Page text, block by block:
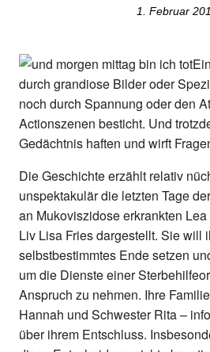
1. Februar
durch grandiose Bilder oder
noch durch Spannung oder den
Actionszenen besticht. Und
Gedächtnis haften und wirft
Die Geschichte erzählt relativ
unspektakulär die letzten Tage
an Mukoviszidose erkrankten
Liv Lisa Fries dargestellt. Sie will
selbstbestimmtes Ende setzen
um die Dienste einer
Anspruch zu nehmen. Ihre
Hannah und Schwester Rita –
über ihrem Entschluss.